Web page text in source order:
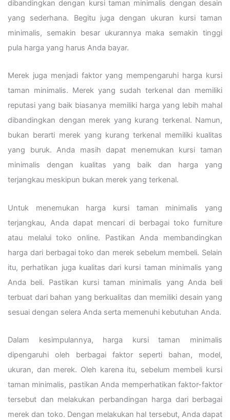
dibandingkan dengan kursi taman minimalis dengan desain
yang sederhana. Begitu juga dengan ukuran kursi taman
minimalis, semakin besar ukurannya maka semakin tinggi
pula harga yang harus Anda bayar.
Merek juga menjadi faktor yang mempengaruhi harga kursi
taman minimalis. Merek yang sudah terkenal dan memiliki
reputasi yang baik biasanya memiliki harga yang lebih mahal
dibandingkan dengan merek yang kurang terkenal. Namun,
bukan berarti merek yang kurang terkenal memiliki kualitas
yang buruk. Anda masih dapat menemukan kursi taman
minimalis dengan kualitas yang baik dan harga yang
terjangkau meskipun bukan merek yang terkenal.
Untuk menemukan harga kursi taman minimalis yang
terjangkau, Anda dapat mencari di berbagai toko furniture
atau melalui toko online. Pastikan Anda membandingkan
harga dari berbagai toko dan merek sebelum membeli. Selain
itu, perhatikan juga kualitas dari kursi taman minimalis yang
Anda beli. Pastikan kursi taman minimalis yang Anda beli
terbuat dari bahan yang berkualitas dan memiliki desain yang
sesuai dengan selera Anda serta memenuhi kebutuhan Anda.
Dalam kesimpulannya, harga kursi taman minimalis
dipengaruhi oleh berbagai faktor seperti bahan, model,
ukuran, dan merek. Oleh karena itu, sebelum membeli kursi
taman minimalis, pastikan Anda memperhatikan faktor-faktor
tersebut dan melakukan perbandingan harga dari berbagai
merek dan toko. Dengan melakukan hal tersebut, Anda dapat